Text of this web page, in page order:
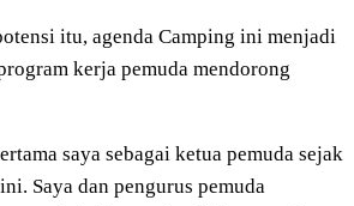
itu, agenda Camping ini menjadi
kerja pemuda mendorong
saya sebagai ketua pemuda sejak
Saya dan pengurus pemuda